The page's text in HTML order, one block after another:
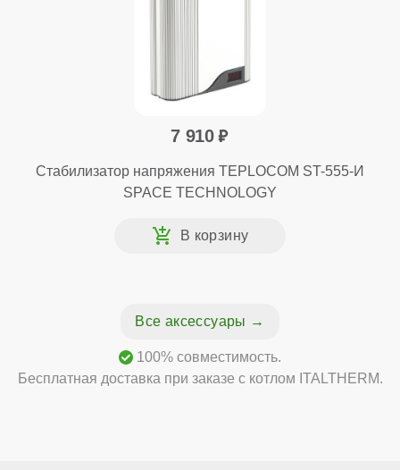
7 910
Стабилизатор напряжения TEPLOCOM ST-555-И
SPACE TECHNOLOGY
Все аксессуары
100% совместимость.
Бесплатная доставка при заказе с котлом ITALTHERM.